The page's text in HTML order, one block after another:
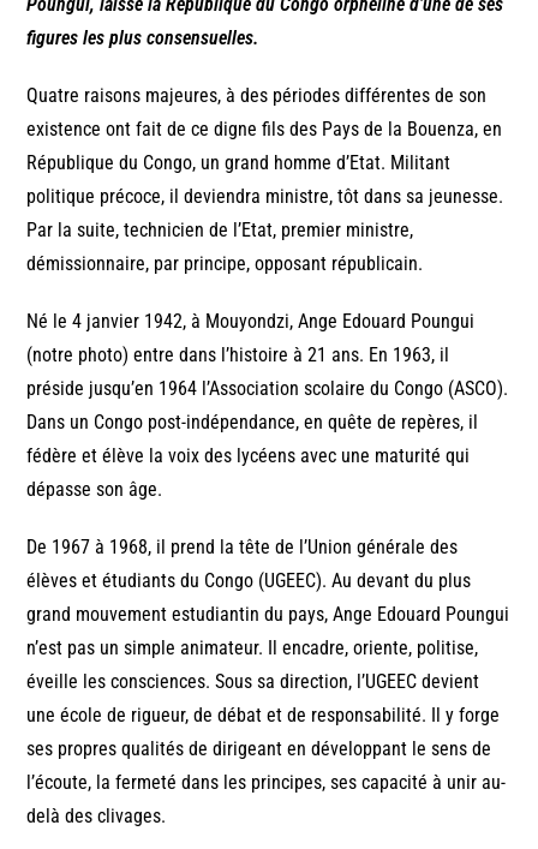
figures les plus consensuelles.
Quatre raisons majeures, à des périodes différentes de son
existence ont fait de ce digne fils des Pays de la Bouenza, en
République du Congo, un grand homme d’Etat. Militant
politique précoce, il deviendra ministre, tôt dans sa jeunesse.
Par la suite, technicien de l’Etat, premier ministre,
démissionnaire, par principe, opposant républicain.
Né le 4 janvier 1942, à Mouyondzi, Ange Edouard Poungui
(notre photo) entre dans l’histoire à 21 ans. En 1963, il
préside jusqu’en 1964 l’Association scolaire du Congo (ASCO).
Dans un Congo post-indépendance, en quête de repères, il
fédère et élève la voix des lycéens avec une maturité qui
dépasse son âge.
De 1967 à 1968, il prend la tête de l’Union générale des
élèves et étudiants du Congo (UGEEC). Au devant du plus
grand mouvement estudiantin du pays, Ange Edouard Poungui
n’est pas un simple animateur. Il encadre, oriente, politise,
éveille les consciences. Sous sa direction, l’UGEEC devient
une école de rigueur, de débat et de responsabilité. Il y forge
ses propres qualités de dirigeant en développant le sens de
l’écoute, la fermeté dans les principes, ses capacité à unir au-
delà des clivages.